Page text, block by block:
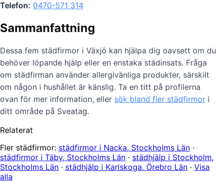
Telefon: 0470-571 314
Sammanfattning
Dessa fem städfirmor i Växjö kan hjälpa dig oavsett om du
behöver löpande hjälp eller en enstaka städinsats. Fråga
om städfirman använder allergivänliga produkter, särskilt
om någon i hushållet är känslig. Ta en titt på profilerna
ovan för mer information, eller sök bland fler städfirmor i
ditt område på Sveatag.
Relaterat
Fler städfirmor: städfirmor i Nacka, Stockholms Län ·
städfirmor i Täby, Stockholms Län · städhjälp i Stockholm,
Stockholms Län · städhjälp i Karlskoga, Örebro Län · Visa
alla